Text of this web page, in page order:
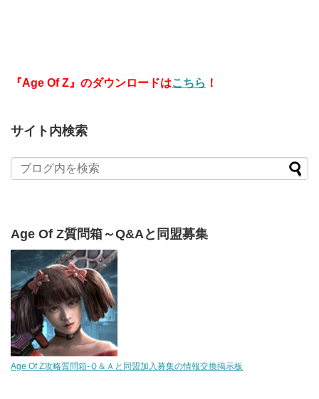
『Age Of Z』のダウンロードはこちら ！
サイト内検索
Age Of Z質問箱～Q&Aと同盟募集
Age Of Z攻略質問箱-Ｑ＆Ａと同盟加入募集の情報交換掲示板